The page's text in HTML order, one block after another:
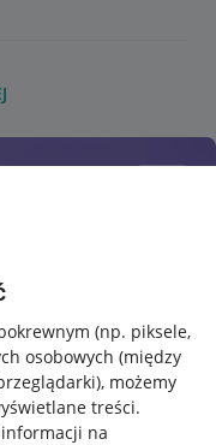
(np. piksele,
osobowych (między
, możemy
treści.
na